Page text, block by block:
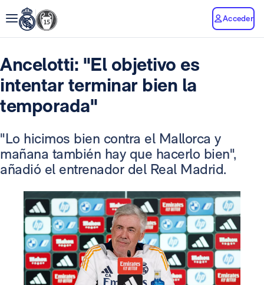
Acceder
Ancelotti: "El objetivo es
intentar terminar bien la
temporada"
"Lo hicimos bien contra el Mallorca y
mañana también hay que hacerlo bien",
añadió el entrenador del Real Madrid.